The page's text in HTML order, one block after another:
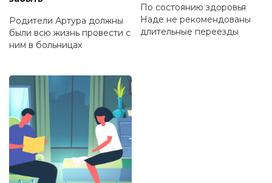
Родители Артура должны
были всю жизнь провести с
ним в больницах
По состоянию здоровья
Наде не рекомендованы
длительные переезды